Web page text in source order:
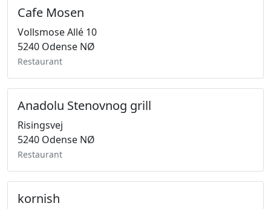
Cafe Mosen
Vollsmose Allé 10
5240 Odense NØ
Restaurant
Anadolu Stenovnog grill
Risingsvej
5240 Odense NØ
Restaurant
kornish